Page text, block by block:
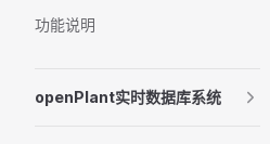
功能说明
openPlant实时数据库系统